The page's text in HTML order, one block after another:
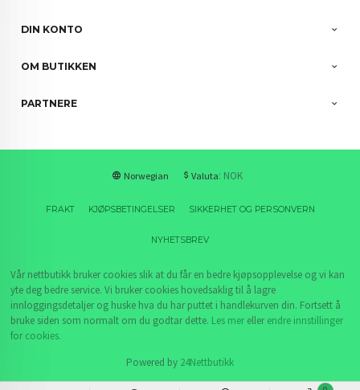
DIN KONTO
OM BUTIKKEN
PARTNERE
Norwegian Valuta: NOK
FRAKT KJØPSBETINGELSER SIKKERHET OG PERSONVERN
NYHETSBREV
Vår nettbutikk bruker cookies slik at du får en bedre kjøpsopplevelse og vi kan
yte deg bedre service. Vi bruker cookies hovedsaklig til å lagre
innloggingsdetaljer og huske hva du har puttet i handlekurven din. Fortsett å
bruke siden som normalt om du godtar dette. Les merellerendre innstillinger
for cookies.
Powered by 24Nettbutikk